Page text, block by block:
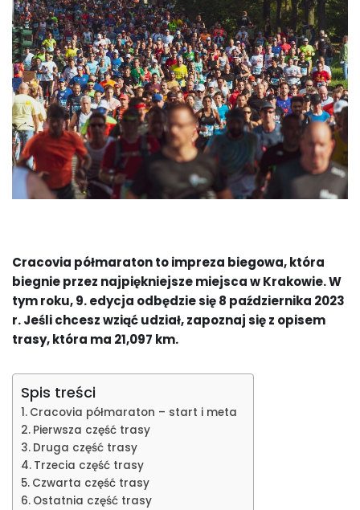
Cracovia półmaraton to impreza biegowa, która
biegnie przez najpiękniejsze miejsca w Krakowie. W
tym roku, 9. edycja odbędzie się 8 października 2023
r. Jeśli chcesz wziąć udział, zapoznaj się z opisem
trasy, która ma 21,097 km.
Spis treści
Cracovia półmaraton – start i meta
Pierwsza część trasy
Druga część trasy
Trzecia część trasy
Czwarta część trasy
Ostatnia część trasy